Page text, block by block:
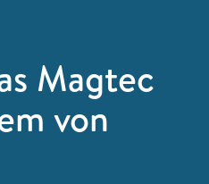
Magtec
von